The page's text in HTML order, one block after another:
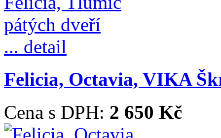
... detail
Felicia, Octavia, VIKA
Cena s DPH: 2 650 Kč